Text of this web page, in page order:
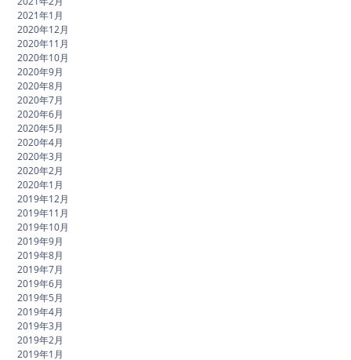
2021年1月
2020年12月
2020年11月
2020年10月
2020年9月
2020年8月
2020年7月
2020年6月
2020年5月
2020年4月
2020年3月
2020年2月
2020年1月
2019年12月
2019年11月
2019年10月
2019年9月
2019年8月
2019年7月
2019年6月
2019年5月
2019年4月
2019年3月
2019年2月
2019年1月